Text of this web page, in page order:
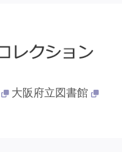
大阪府立図書館